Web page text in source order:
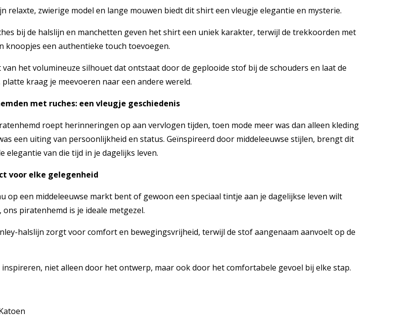
relaxte, zwierige model en lange mouwen biedt dit shirt een vleugje elegantie en mysterie.
bij de halslijn en manchetten geven het shirt een uniek karakter, terwijl de trekkoorden met
knoopjes een authentieke touch toevoegen.
van het volumineuze silhouet dat ontstaat door de geplooide stof bij de schouders en laat de
platte kraag je meevoeren naar een andere wereld.
met ruches: een vleugje geschiedenis
roept herinneringen op aan vervlogen tijden, toen mode meer was dan alleen kleding
een uiting van persoonlijkheid en status. Geïnspireerd door middeleeuwse stijlen, brengt dit
elegantie van die tijd in je dagelijks leven.
voor elke gelegenheid
op een middeleeuwse markt bent of gewoon een speciaal tintje aan je dagelijkse leven wilt
ons piratenhemd is je ideale metgezel.
halslijn zorgt voor comfort en bewegingsvrijheid, terwijl de stof aangenaam aanvoelt op de
inspireren, niet alleen door het ontwerp, maar ook door het comfortabele gevoel bij elke stap.